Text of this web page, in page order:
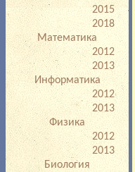
2015
2018
Математика
2012
2013
Информатика
2012
2013
Физика
2012
2013
Биология